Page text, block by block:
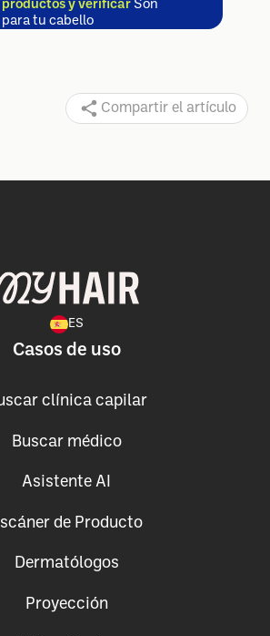
productos y verificar Son
tu cabello
Compartir el artículo
ES
Casos de uso
clínica capilar
Buscar médico
Asistente AI
de Producto
Dermatólogos
Proyección